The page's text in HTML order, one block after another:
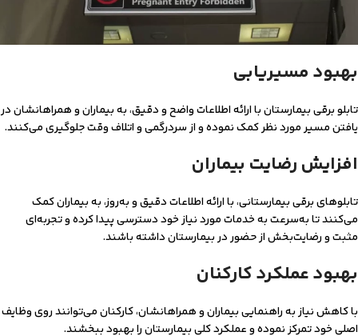
بهبود مسیریابی
تابلو برقی بیمارستان با ارائه اطلاعات واضح و دقیق، به بیماران و همراهانشان در
یافتن مسیر مورد نظر کمک نموده و از سردرگمی و اتلاف وقت جلوگیری می‌کنند.
افزایش رضایت بیماران
تابلوهای برقی بیمارستانی، با ارائه اطلاعات دقیق و به‌روز، به بیماران کمک
می‌کنند تا به‌سرعت به خدمات مورد نیاز خود دسترسی پیدا کرده و تجربه‌ای
مثبت و رضایت‌بخش از حضور در بیمارستان داشته باشند.
بهبود عملکرد کارکنان
با کاهش نیاز به راهنمایی بیماران و همراهانشان، کارکنان می‌توانند روی وظایف
اصلی خود تمرکز نموده و عملکرد کلی بیمارستان را بهبود ببخشند.